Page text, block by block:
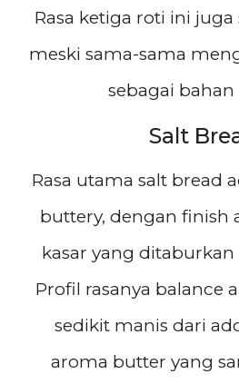
Rasa ketiga roti ini
meski sama-sama
sebagai
Salt
Rasa utama salt bread
buttery, dengan finish
kasar yang
Profil rasanya balance
sedikit manis dari
aroma butter yang